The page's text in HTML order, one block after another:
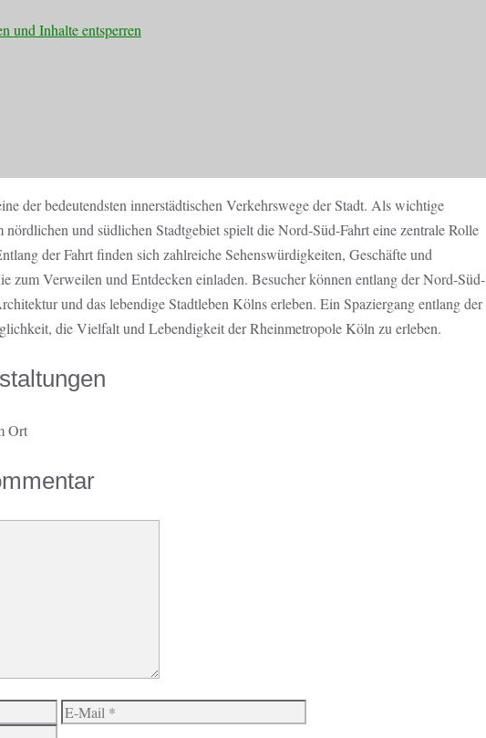
und Inhalte entsperren
der bedeutendsten innerstädtischen Verkehrswege der Stadt. Als wichtige
nördlichen und südlichen Stadtgebiet spielt die Nord-Süd-Fahrt eine zentrale Rolle
der Fahrt finden sich zahlreiche Sehenswürdigkeiten, Geschäfte und
zum Verweilen und Entdecken einladen. Besucher können entlang der Nord-Süd-
und das lebendige Stadtleben Kölns erleben. Ein Spaziergang entlang der
die Vielfalt und Lebendigkeit der Rheinmetropole Köln zu erleben.
Ort
E-